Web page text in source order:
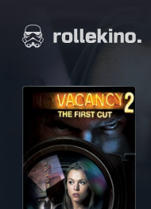
suoraan
Elokuvat ja elokuva-arviot | Rollekino.fi
lopputekstien
jälkeen.